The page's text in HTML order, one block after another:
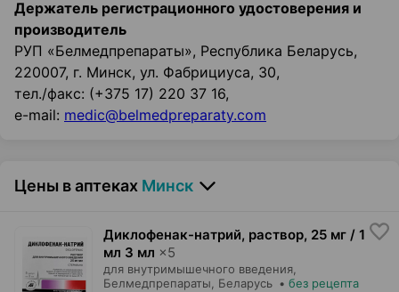
Держатель регистрационного удостоверения и
производитель
РУП «Белмедпрепараты», Республика Беларусь,
220007, г. Минск, ул. Фабрициуса, 30,
тел./факс: (+375 17) 220 37 16,
e-mail: medic@belmedpreparaty.com
Цены в аптеках Минск
Диклофенак-натрий, раствор, 25 мг / 1
мл 3 мл ×5
для внутримышечного введения,
Белмедпрепараты, Беларусь • без рецепта